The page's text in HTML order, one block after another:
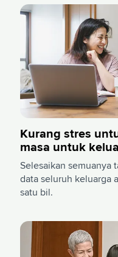
Kurang stres
masa untuk
Selesaikan semuanya
data seluruh keluarga
satu bil.